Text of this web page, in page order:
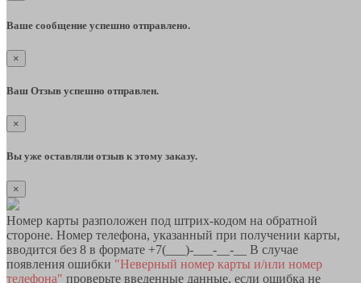
Ваше сообщение успешно отправлено.
×
Ваш Отзыв успешно отправлен.
×
Вы уже оставляли отзыв к этому заказу.
×
Номер карты разположен под штрих-кодом на обратной
стороне. Номер телефона, указанный при получении карты,
вводится без 8 в формате +7(___)-___-__-__ В случае
появления ошибки "Неверный номер карты и/или номер
телефона" проверьте введенные данные, если ошибка не